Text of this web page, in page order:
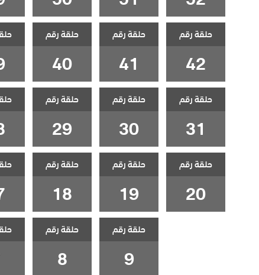
حلقة رقم
42
حلقة رقم
41
حلقة رقم
40
حلقة رقم
31
حلقة رقم
30
حلقة رقم
29
حلقة رقم
20
حلقة رقم
19
حلقة رقم
18
حلقة رقم
9
حلقة رقم
8